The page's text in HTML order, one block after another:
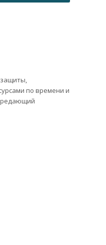
защиты,
по времени и